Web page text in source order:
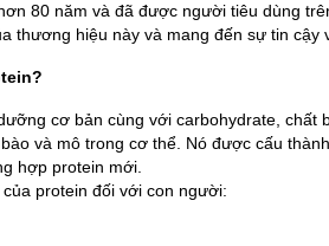
80 năm và đã được người tiêu dùng
thương hiệu này và mang đến sự tin cậy
cơ bản cùng với carbohydrate, chất
và mô trong cơ thể. Nó được cấu
hợp protein mới.
protein đối với con người: